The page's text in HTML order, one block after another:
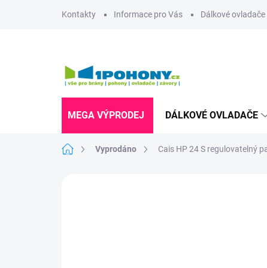
Kontakty Informace pro Vás Dálkové ovladače
MEGA VÝPRODEJ DÁLKOVÉ OVLADAČE
Domů Vyprodáno Cais HP 24 S regulovatelný